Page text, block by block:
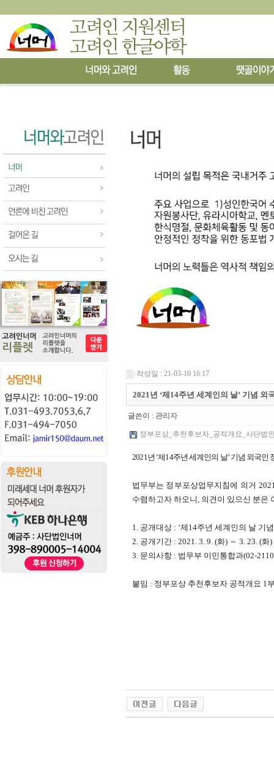
작성일 : 21-03-10 16:17
2021년 ‘제14주년 세계인의 날’ 기념
글쓴이 : 관리자
정부포상_추천후보자_공적개요_사단법
2021년 ‘제14주년 세계인의 날’ 기념 외국인
법무부는 정부포상업무지침에 의거
수렴하고자 하오니, 의견이 있으신 분은
1. 공개대상 : ‘제 14주년 세계인의 날 기
2. 공개기간 : 2021. 3. 9. (화) ～ 3. 23. (화)
3. 문의사항 : 법무부 이민통합과(02-
붙임 : 정부포상 추천후보자 공적개요 1